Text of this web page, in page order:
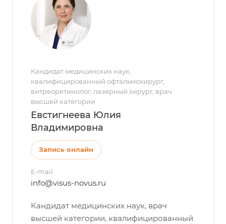
Кандидат медицинских наук,
квалифицированный офтальмохирург,
витреоретинолог, лазерный хирург, врач
высшей категории
Евстигнеева Юлия
Владимировна
Запись онлайн
E-mail
info@visus-novus.ru
Кандидат медицинских наук, врач
высшей категории, квалифицированный